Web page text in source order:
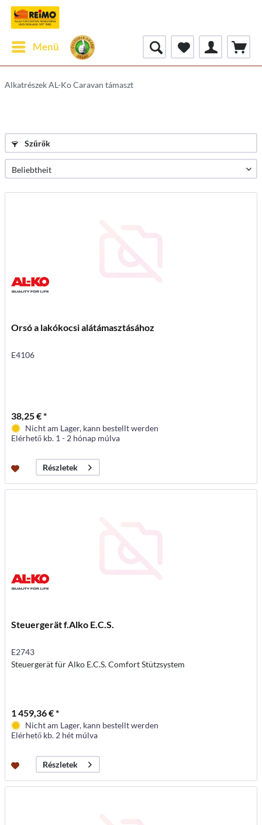
Menü
Alkatrészek AL-Ko Caravan támaszt
Szűrők
Orsó a lakókocsi alátámasztásához
E4106
38,25 € *
Nicht am Lager, kann bestellt werden
Elérhető kb. 1 - 2 hónap múlva
Részletek
Steuergerät f.Alko E.C.S.
E2743
Steuergerät für Alko E.C.S. Comfort Stützsystem
1 459,36 € *
Nicht am Lager, kann bestellt werden
Elérhető kb. 2 hét múlva
Részletek